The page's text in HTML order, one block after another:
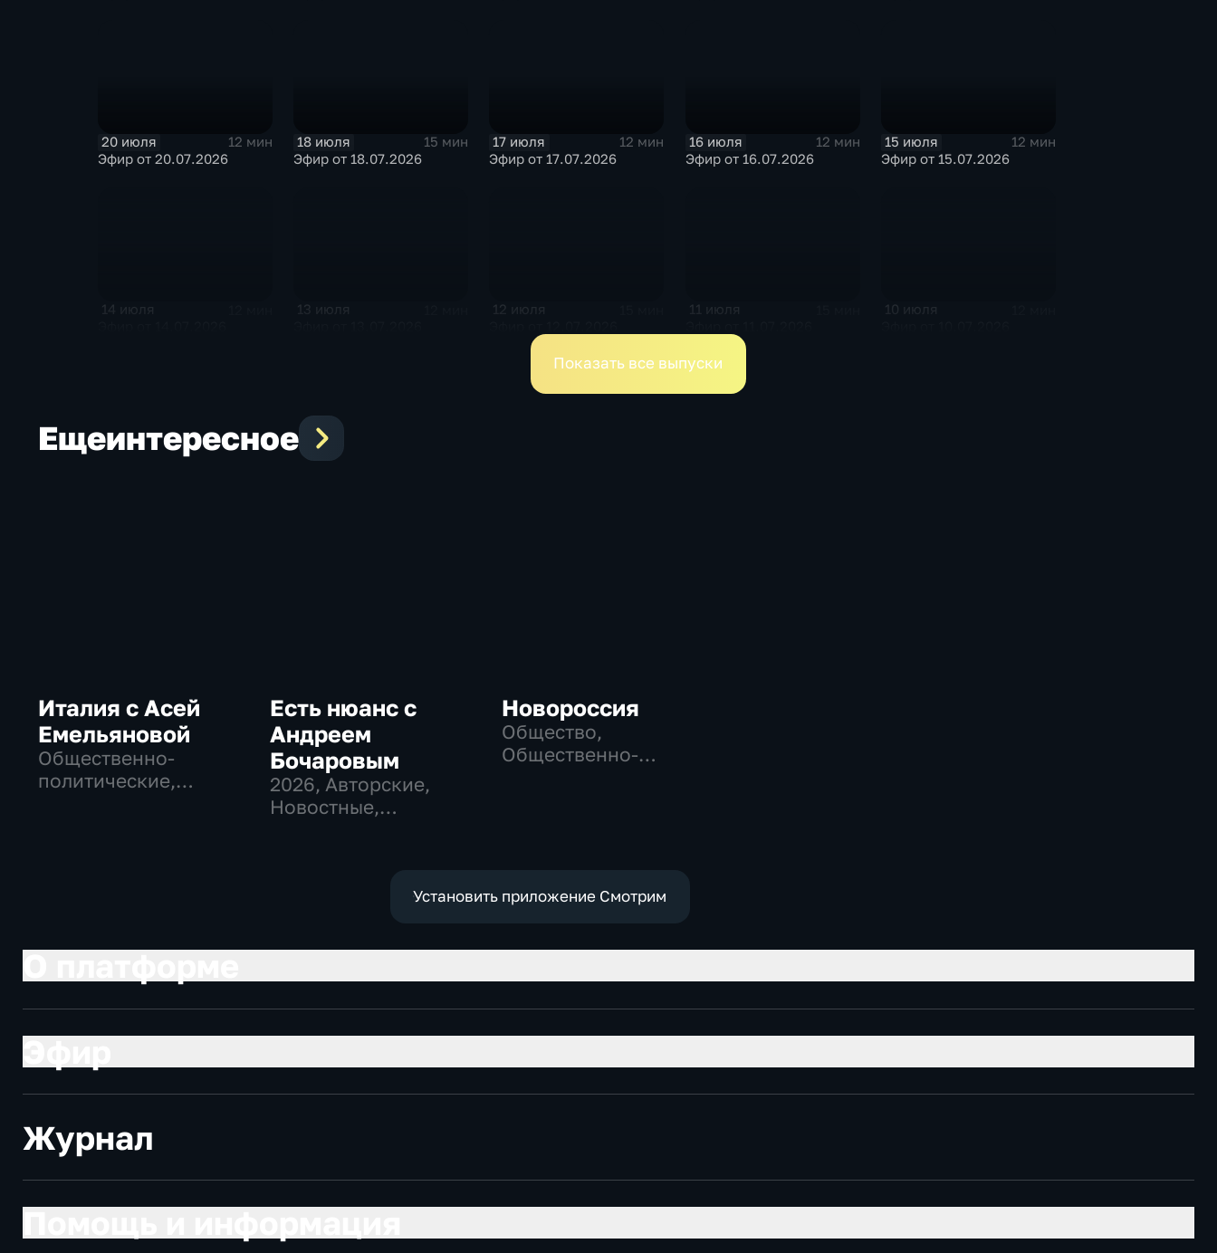
20 июля
12 мин
Эфир от 20.07.2026
18 июля
15 мин
Эфир от 18.07.2026
17 июля
12 мин
Эфир от 17.07.2026
16 июля
12 мин
Эфир от 16.07.2026
15 июля
12 мин
Эфир от 15.07.2026
14 июля 13 июля 12 июля 11 июля 10 июля
Показать все выпуски
Ещеинтересное
Италия с Асей
Емельяновой
Общественно-
политические,
Есть нюанс с
Андреем
Бочаровым
2026, Авторские,
Новостные,
Новороссия
Общество,
Общественно-
Установить приложение Смотрим
Журнал